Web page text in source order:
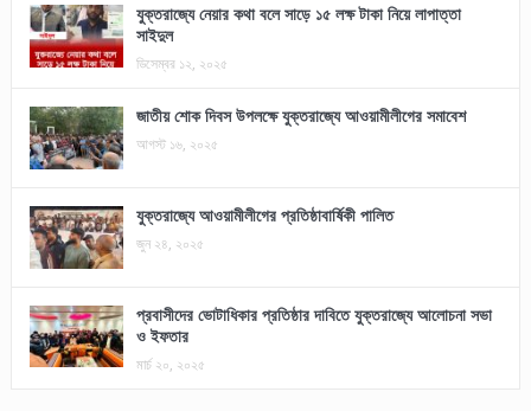
যুক্তরাজ্যে নেয়ার কথা বলে সাড়ে ১৫ লক্ষ টাকা নিয়ে লাপাত্তা
সাইদুল
ডিসেম্বর ১২, ২০২৫
জাতীয় শোক দিবস উপলক্ষে যুক্তরাজ্যে আওয়ামীলীগের সমাবেশ
আগস্ট ১৬, ২০২৫
যুক্তরাজ্যে আওয়ামীলীগের প্রতিষ্ঠাবার্ষিকী পালিত
জুন ২৪, ২০২৫
প্রবাসীদের ভোটাধিকার প্রতিষ্ঠার দাবিতে যুক্তরাজ্যে আলোচনা সভা
ও ইফতার
মার্চ ২০, ২০২৫